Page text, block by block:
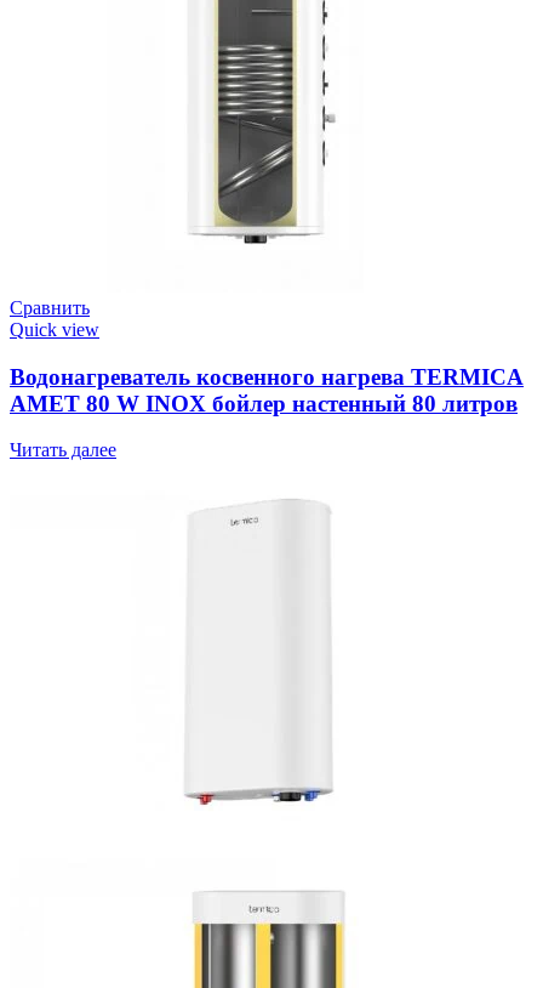
Сравнить
Quick view
Водонагреватель косвенного нагрева TERMICA
AMET 80 W INOX бойлер настенный 80 литров
Читать далее